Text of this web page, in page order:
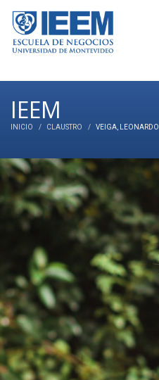
IEEM
INICIO CLAUSTRO VEIGA , LEONARDO